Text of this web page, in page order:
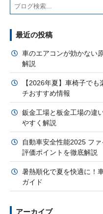
最近の投稿
車のエアコンが効かない
解説
【2026年夏】車椅子で
チおすすめ情報
鈑金工場と板金工場の違
やすく解説
自動車安全性能2025 フ
評価ポイントを徹底解説
暑熱順化で夏を快適に！
ガイド
アーカイブ